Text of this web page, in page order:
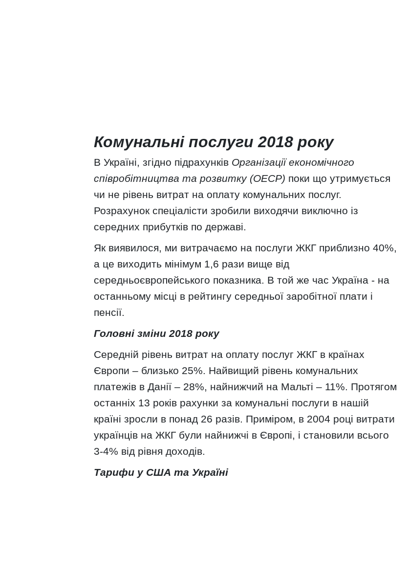
Комунальні послуги 2018 року
В Україні, згідно підрахунків Організації економічного
співробітництва та розвитку (ОЕСР) поки що утримується
чи не рівень витрат на оплату комунальних послуг.
Розрахунок спеціалісти зробили виходячи виключно із
середних прибутків по державі.
Як виявилося, ми витрачаємо на послуги ЖКГ приблизно 40%,
а це виходить мінімум 1,6 рази вище від
середньоєвропейського показника. В той же час Україна - на
останньому місці в рейтингу середньої заробітної плати і
пенсії.
Головні зміни 2018 року
Середній рівень витрат на оплату послуг ЖКГ в країнах
Європи – близько 25%. Найвищий рівень комунальних
платежів в Данії – 28%, найнижчий на Мальті – 11%. Протягом
останніх 13 років рахунки за комунальні послуги в нашій
країні зросли в понад 26 разів. Приміром, в 2004 році витрати
українців на ЖКГ були найнижчі в Європі, і становили всього
3-4% від рівня доходів.
Тарифи у США та Україні